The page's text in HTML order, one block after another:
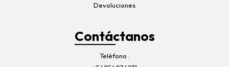
Devoluciones
Contáctanos
Teléfono